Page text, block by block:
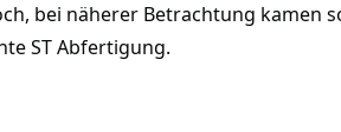
bei näherer Betrachtung kamen
ST Abfertigung.